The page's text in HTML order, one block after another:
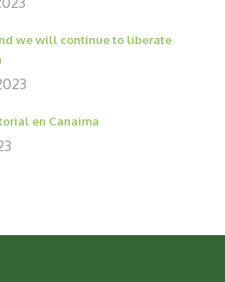
we will continue to liberate
en Canaima